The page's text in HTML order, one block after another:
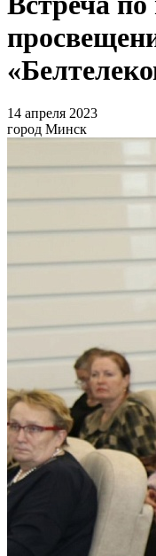
14 апреля 2023
город Минск